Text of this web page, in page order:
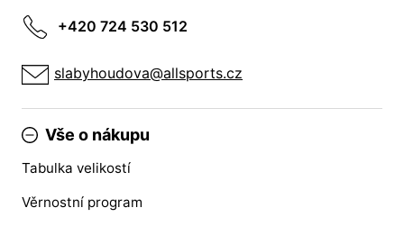
+420 724 530 512
slabyhoudova@allsports.cz
Vše o nákupu
Tabulka velikostí
Věrnostní program